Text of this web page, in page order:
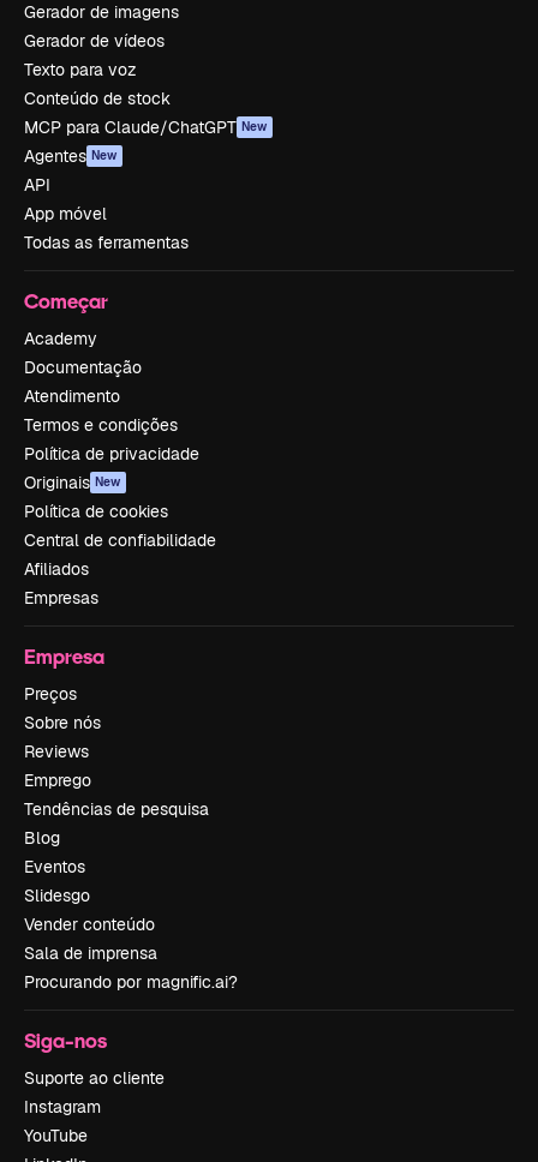
Gerador de imagens
Gerador de vídeos
Texto para voz
Conteúdo de stock
MCP para Claude/ChatGPT New
Agentes New
API
App móvel
Todas as ferramentas
Começar
Academy
Documentação
Atendimento
Termos e condições
Política de privacidade
Originais New
Política de cookies
Central de confiabilidade
Afiliados
Empresas
Empresa
Preços
Sobre nós
Reviews
Emprego
Tendências de pesquisa
Blog
Eventos
Slidesgo
Vender conteúdo
Sala de imprensa
Procurando por magnific.ai?
Siga-nos
Suporte ao cliente
Instagram
YouTube